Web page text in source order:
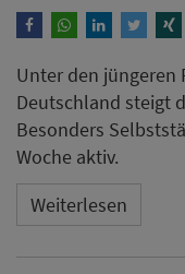
Unter den jüngeren
Deutschland steigt
Besonders
Woche aktiv.
Weiterlesen